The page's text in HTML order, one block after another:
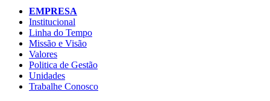
EMPRESA
Institucional
Linha do Tempo
Missão e Visão
Valores
Politica de Gestão
Unidades
Trabalhe Conosco